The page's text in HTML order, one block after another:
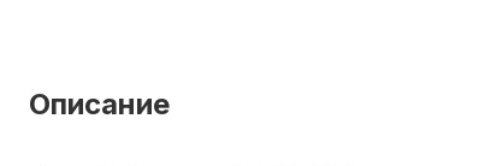
Описание